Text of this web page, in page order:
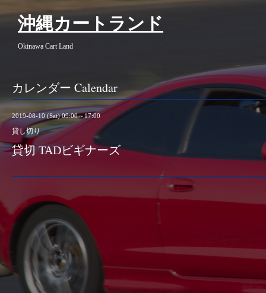
沖縄カートランド
Okinawa Cart Land
カレンダー Calendar
2019-08-10 (Sat) 09:00～17:00
貸し切り
貸切 TADビギナーズ